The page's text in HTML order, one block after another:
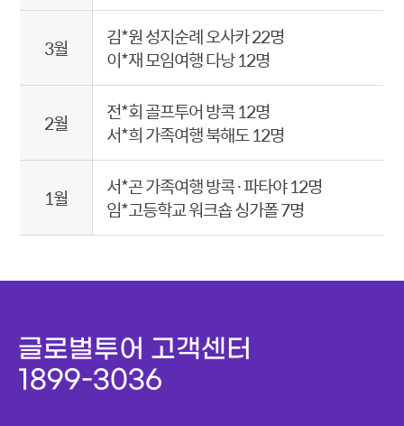
3월
김*원 성지순례 오사카 22명
이*재 모임여행 다낭 12명
2월
전*회 골프투어 방콕 12명
서*희 가족여행 북해도 12명
1월
서*곤 가족여행 방콕·파타야 12명
임*고등학교 워크숍 싱가폴 7명
글로벌투어 고객센터
1899-3036